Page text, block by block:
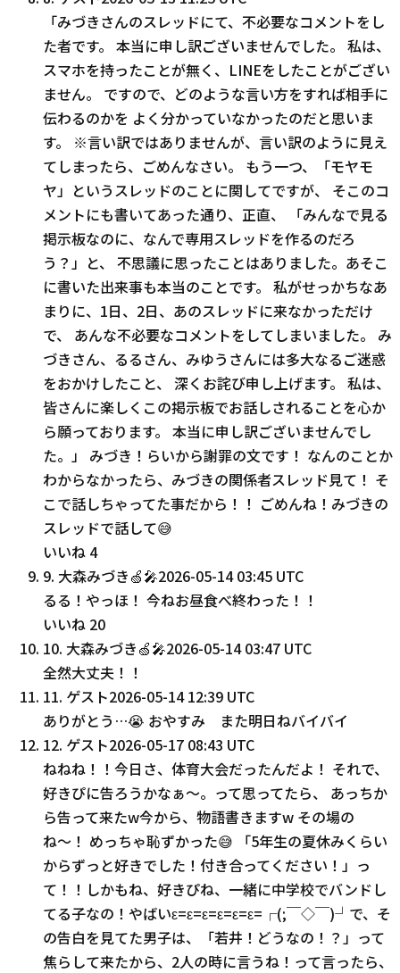
「みづきさんのスレッドにて、不必要なコメントをし
た者です。 本当に申し訳ございませんでした。 私は、
スマホを持ったことが無く、LINEをしたことがござい
ません。 ですので、どのような言い方をすれば相手に
伝わるのかを よく分かっていなかったのだと思いま
す。 ※言い訳ではありませんが、言い訳のように見え
てしまったら、ごめんなさい。 もう一つ、「モヤモ
ヤ」というスレッドのことに関してですが、 そこのコ
メントにも書いてあった通り、正直、 「みんなで見る
掲示板なのに、なんで専用スレッドを作るのだろ
う？」と、 不思議に思ったことはありました。あそこ
に書いた出来事も本当のことです。 私がせっかちなあ
まりに、1日、2日、あのスレッドに来なかっただけ
で、 あんな不必要なコメントをしてしまいました。 み
づきさん、るるさん、みゆうさんには多大なるご迷惑
をおかけしたこと、 深くお詫び申し上げます。 私は、
皆さんに楽しくこの掲示板でお話しされることを心か
ら願っております。 本当に申し訳ございませんでし
た。」 みづき！らいから謝罪の文です！ なんのことか
わからなかったら、みづきの関係者スレッド見て！ そ
こで話しちゃってた事だから！！ ごめんね！みづきの
スレッドで話して😅
いいね 4
9. 大森みづき🍏🎤2026-05-14 03:45 UTC
るる！やっほ！ 今ねお昼食べ終わった！！
いいね 20
10. 大森みづき🍏🎤2026-05-14 03:47 UTC
全然大丈夫！！
11. ゲスト2026-05-14 12:39 UTC
ありがとう…😭 おやすみ また明日ねバイバイ
12. ゲスト2026-05-17 08:43 UTC
ねねね！！今日さ、体育大会だったんだよ！ それで、
好きぴに告ろうかなぁ〜。って思ってたら、 あっちか
ら告って来たw今から、物語書きますw その場の
ね〜！ めっちゃ恥ずかった😅 「5年生の夏休みくらい
からずっと好きでした！付き合ってください！」っ
て！！しかもね、好きぴね、一緒に中学校でバンドし
てる子なの！やばいε=ε=ε=ε=ε=ε=┌(;￣◇￣)┘で、そ
の告白を見てた男子は、「若井！どうなの！？」って
焦らして来たから、2人の時に言うね！って言ったら、